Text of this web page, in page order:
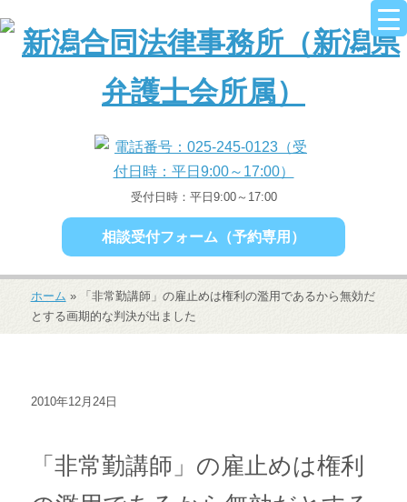
受付日時：平日9:00～17:00
相談受付フォーム（予約専用）
ホーム »
「非常勤講師」の雇止めは権利の濫用であるから無効だ
とする画期的な判決が出ました
2010年12月24日
「非常勤講師」の雇止めは権利